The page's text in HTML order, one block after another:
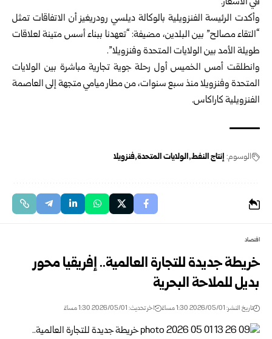
وأكدت الرئيسة الفنزويلية بالوكالة ديلسي رودريغيز أن الاتفاقات تمثل
“التقاء مصالح” بين البلدين، مضيفة: “تعهدنا ببناء أسس متينة لعلاقات
طويلة الأمد بين الولايات المتحدة وفنزويلا”.
وانطلقت أمس الخميس أول رحلة جوية تجارية مباشرة بين الولايات
المتحدة وفنزويلا منذ سبع سنوات، من مطار ميامي متجهة إلى العاصمة
الفنزويلية كاراكاس.
الوسوم: إنتاج النفط الولايات المتحدة فنزويلا
اقتصاد
خريطة جديدة للتجارة العالمية.. إفريقيا محور
بديل للملاحة البحرية
تاريخ النشر: 2026/05/01 1:30 مساءً اخر تحديث: 2026/05/01 1:30 مساءً